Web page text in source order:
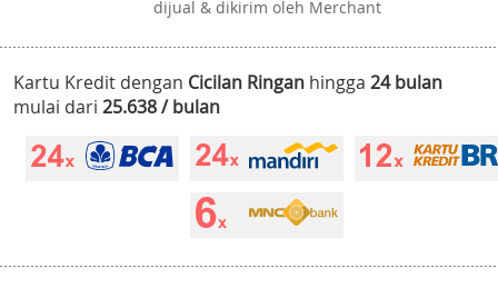
dijual & dikirim oleh Merchant
Kartu Kredit dengan Cicilan Ringan hingga 24 bulan
mulai dari 25.638 / bulan